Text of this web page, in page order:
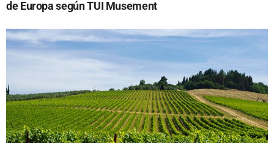
de Europa según TUI Musement